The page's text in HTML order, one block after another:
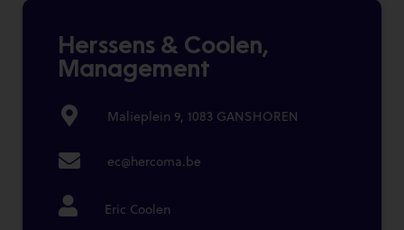
Herssens & Coolen,
Management
Malieplein 9, 1083 GANSHOREN
ec@hercoma.be
Eric Coolen